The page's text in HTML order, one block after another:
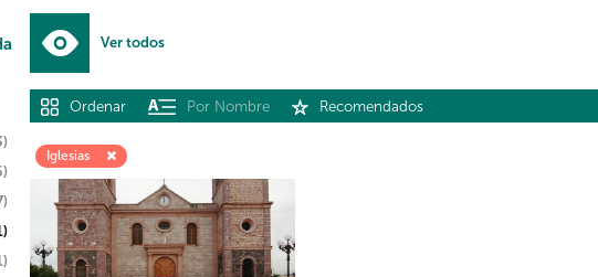
Ver todos
Ordenar Por Nombre Recomendados
Iglesias